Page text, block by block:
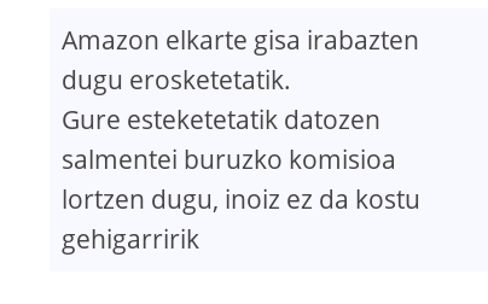
Amazon elkarte gisa irabazten
dugu erosketetatik.
Gure esteketetatik datozen
salmentei buruzko komisioa
lortzen dugu, inoiz ez da kostu
gehigarririk